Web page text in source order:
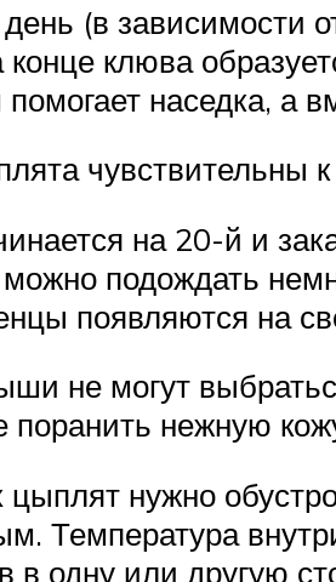
(в зависимости
клюва
наседка, а
чувствительны
на 20-й и
подождать
появляются на
не могут
поранить нежную
нужно
Температура
в одну или другую